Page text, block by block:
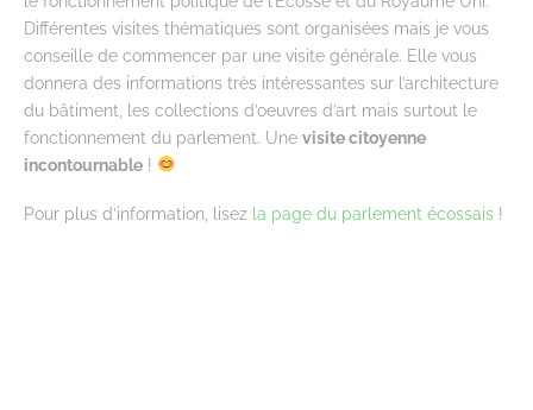
Différentes visites thématiques sont organisées mais je vous
conseille de commencer par une visite générale. Elle vous
donnera des informations très intéressantes sur l’architecture
du bâtiment, les collections d’oeuvres d’art mais surtout le
fonctionnement du parlement. Une visite citoyenne
incontournable !
Pour plus d’information, lisez la page du parlement écossais !